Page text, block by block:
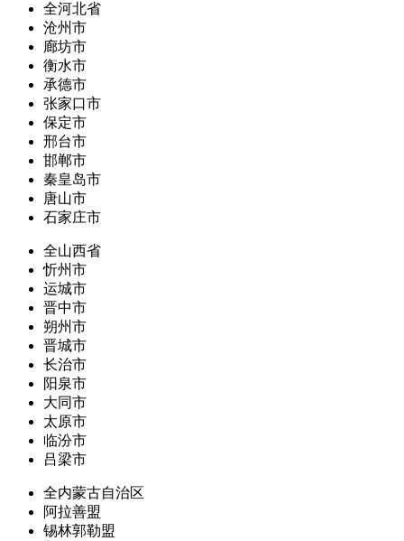
全河北省
沧州市
廊坊市
衡水市
承德市
张家口市
保定市
邢台市
邯郸市
秦皇岛市
唐山市
石家庄市
全山西省
忻州市
运城市
晋中市
朔州市
晋城市
长治市
阳泉市
大同市
太原市
临汾市
吕梁市
全内蒙古自治区
阿拉善盟
锡林郭勒盟